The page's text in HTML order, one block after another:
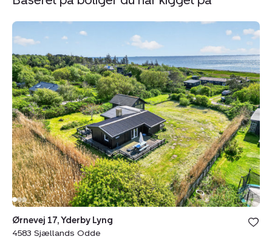
Ørnevej
17,
Yderby
Lyng,
4583
Sjællands
Odde
Ørnevej 17, Yderby Lyng
4583 Sjællands Odde